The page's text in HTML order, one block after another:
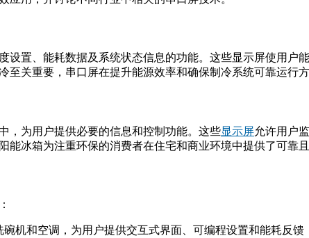
置、能耗数据及系统状态信息的功能。这些显示屏使用户
关重要，串口屏在提升能源效率和确保制冷系统可靠运行方
，为用户提供必要的信息和控制功能。这些显示屏允许用户
冰箱为注重环保的消费者在住宅和商业环境中提供了可靠
机和空调，为用户提供交互式界面、可编程设置和能耗反馈